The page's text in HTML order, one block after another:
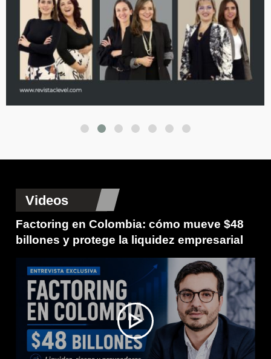
Videos
Factoring en Colombia: cómo mueve $48
billones y protege la liquidez empresarial